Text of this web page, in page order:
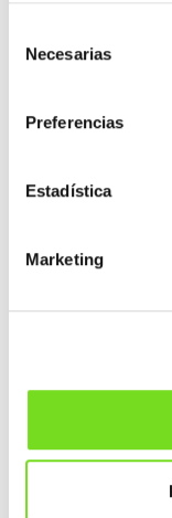
Necesarias
Preferencias
Estadística
Marketing
European